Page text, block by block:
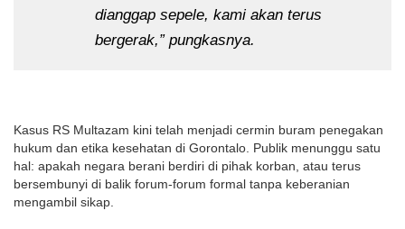
dianggap sepele, kami akan terus
bergerak,” pungkasnya.
Kasus RS Multazam kini telah menjadi cermin buram penegakan
hukum dan etika kesehatan di Gorontalo. Publik menunggu satu
hal: apakah negara berani berdiri di pihak korban, atau terus
bersembunyi di balik forum-forum formal tanpa keberanian
mengambil sikap.